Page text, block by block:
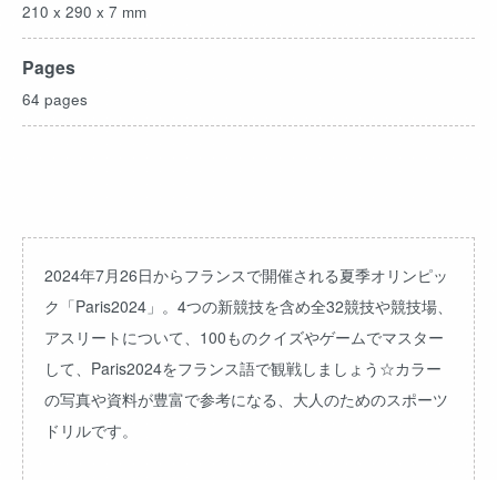
210 x 290 x 7 mm
Pages
64 pages
2024年7月26日からフランスで開催される夏季オリンピッ
ク「Paris2024」。4つの新競技を含め全32競技や競技場、
アスリートについて、100ものクイズやゲームでマスター
して、Paris2024をフランス語で観戦しましょう☆カラー
の写真や資料が豊富で参考になる、大人のためのスポーツ
ドリルです。